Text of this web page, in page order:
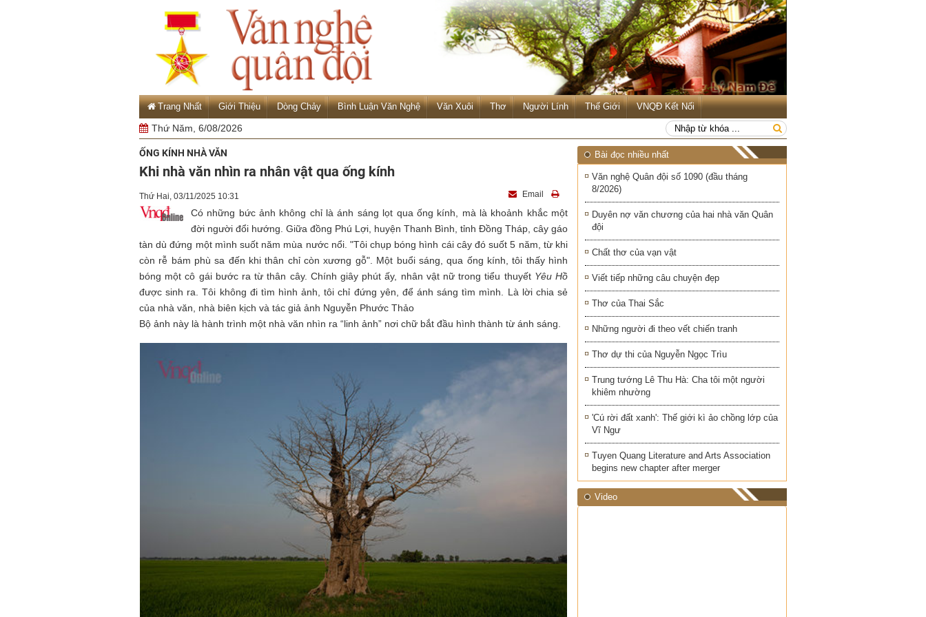
Trang Nhất Giới Thiệu Dòng Chảy Bình Luận Văn Nghệ Văn Xuôi Thơ Người Lính Thế Giới VNQĐ Kết Nối
Thứ Năm, 6/08/2026
ỐNG KÍNH NHÀ VĂN
Khi nhà văn nhìn ra nhân vật qua ống kính
Thứ Hai, 03/11/2025 10:31 Email
Có những bức ảnh không chỉ là ánh sáng lọt qua ống kính, mà là khoảnh khắc một
đời người đổi hướng. Giữa đồng Phú Lợi, huyện Thanh Bình, tỉnh Đồng Tháp, cây gáo
tàn dù đứng một mình suốt năm mùa nước nổi. "Tôi chụp bóng hình cái cây đó suốt 5 năm, từ khi
còn rễ bám phù sa đến khi thân chỉ còn xương gỗ". Một buổi sáng, qua ống kính, tôi thấy hình
bóng một cô gái bước ra từ thân cây. Chính giây phút ấy, nhân vật nữ trong tiểu thuyết Yêu Hồ
được sinh ra. Tôi không đi tìm hình ảnh, tôi chỉ đứng yên, để ánh sáng tìm mình. Là lời chia sẻ
của nhà văn, nhà biên kịch và tác giả ảnh Nguyễn Phước Thảo
Bộ ảnh này là hành trình một nhà văn nhìn ra “linh ảnh” nơi chữ bắt đầu hình thành từ ánh sáng.
Bài đọc nhiều nhất
Văn nghệ Quân đội số 1090 (đầu tháng
8/2026)
Duyên nợ văn chương của hai nhà văn Quân
đội
Chất thơ của vạn vật
Viết tiếp những câu chuyện đẹp
Thơ của Thai Sắc
Những người đi theo vết chiến tranh
Thơ dự thi của Nguyễn Ngọc Trìu
Trung tướng Lê Thu Hà: Cha tôi một người
khiêm nhường
'Cú rời đất xanh': Thế giới kì ảo chồng lớp của
Vĩ Ngư
Tuyen Quang Literature and Arts Association
begins new chapter after merger
Video